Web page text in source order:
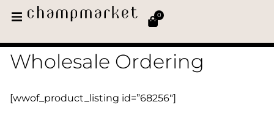
0
Wholesale Ordering
[wwof_product_listing id=”68256″]